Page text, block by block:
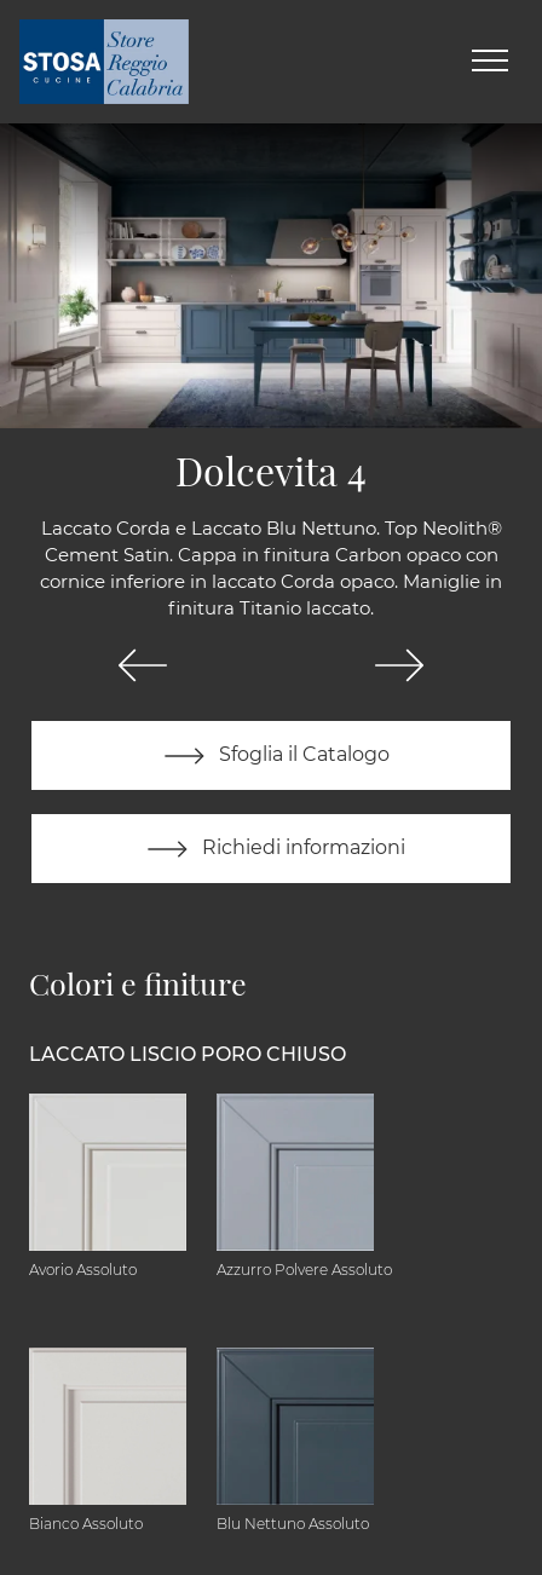
Laccato Corda e Laccato Blu Nettuno. Top Neolith®
Cement Satin. Cappa in finitura Carbon opaco con
cornice inferiore in laccato Corda opaco. Maniglie in
finitura Titanio laccato.
Sfoglia il Catalogo
Richiedi informazioni
Dolcevita 4
Colori e finiture
LACCATO LISCIO PORO CHIUSO
Avorio Assoluto Azzurro Polvere Assoluto
Bianco Assoluto Blu Nettuno Assoluto